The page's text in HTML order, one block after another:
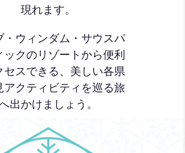
現れます。
・ウィンダム・サウスパ
ックのリゾートから便利
セスできる、美しい各県
アクティビティを巡る旅
出かけましょう。